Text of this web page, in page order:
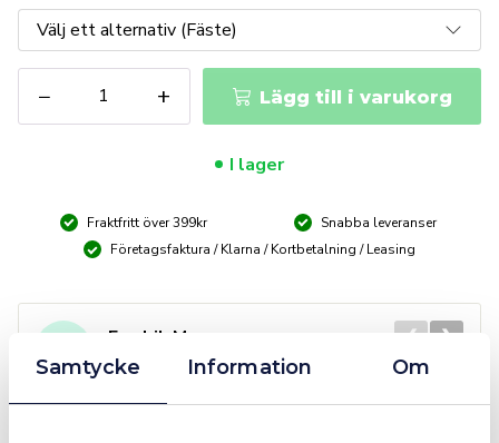
Samtycke Information Om
−
Krafthyls-
set
+ Lägg till i varukorg
I lager
Fraktfritt över 399kr
Snabba leveranser
Företagsfaktura / Klarna / Kortbetalning / Leasing
Fredrik Magnusson
2025-10-02
❮ ❯